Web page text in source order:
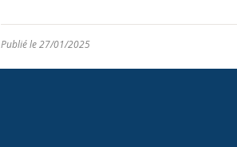
Publié le 27/01/2025